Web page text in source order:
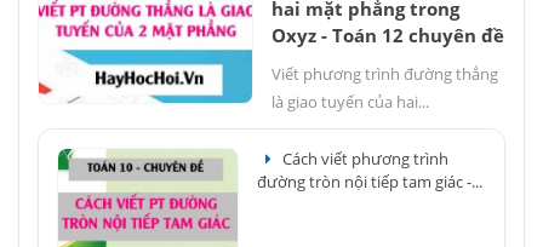
hai mặt phẳng trong
Oxyz - Toán 12 chuyên đề
Viết phương trình đường thẳng
là giao tuyến của hai...
Cách viết phương trình
đường tròn nội tiếp tam giác -...